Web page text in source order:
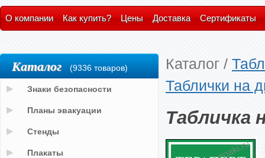
О компании Как купить? Цены Доставка Сертификаты
Каталог /
Таблички на
Табличка
Каталог (9336 товаров)
Знаки безопасности
Планы эвакуации
Стенды
Плакаты